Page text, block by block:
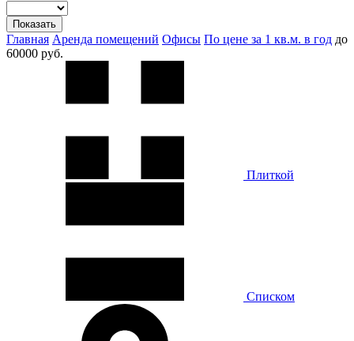
Показать
Главная Аренда помещений Офисы По цене за 1 кв.м. в год до
60000 руб.
Плиткой
Списком